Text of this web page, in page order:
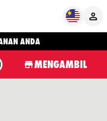
ANDA
MENGAMBIL